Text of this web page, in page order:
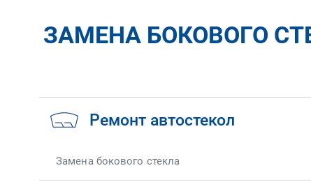
ЗАМЕНА БОКОВОГО
Ремонт автостекол
Замена бокового стекла